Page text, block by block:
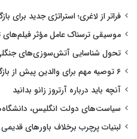
فراتر از لاغری؛ استراتژی جدید
موسیقی ترسناک عامل مؤثر فیلم‌های
تحول شناسایی آتش‌سوزی‌های
۶ توصیه مهم برای والدین پیش از بازگشایی مدارس
آنچه باید درباره آرتروز زانو بدانید
سیاست‌های دولت انگلیس،
لبنیات پرچرب برخلاف باورهای